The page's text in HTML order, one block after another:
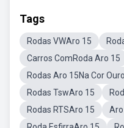
Tags
Rodas VWAro 15
Carros ComRoda Aro 15
Rodas Aro 15Na Cor Ouro
Rodas TswAro 15
Rodas RTSAro 15